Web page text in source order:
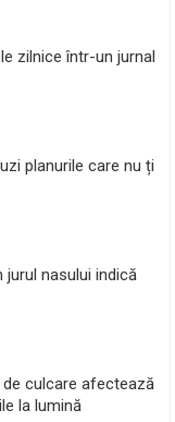
zilnice într-un jurnal
planurile care nu ți
jurul nasului indică
de culcare afectează
la lumină